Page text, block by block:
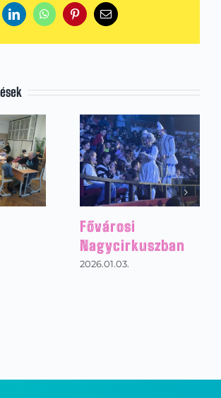
LinkedInWhatsAppPinterestEmail:
Magyar kultúra
2026.01.30.